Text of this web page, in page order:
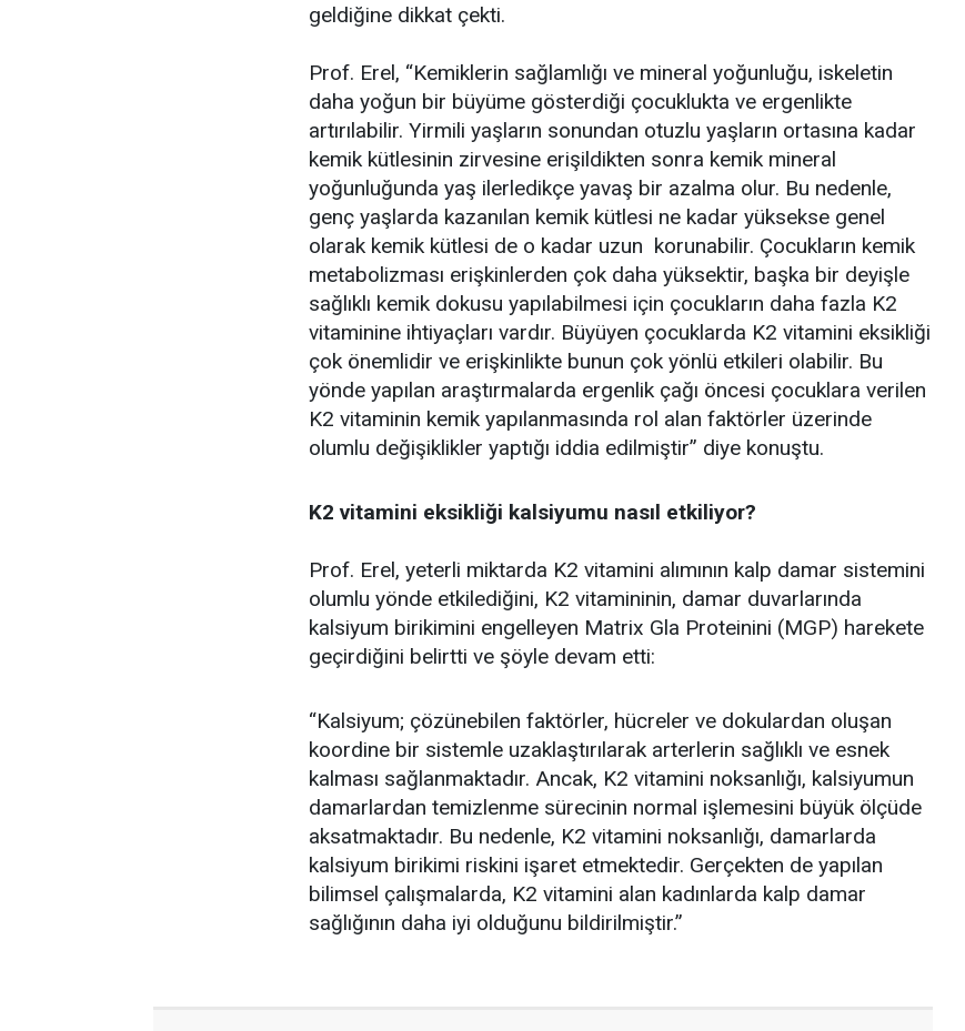
geldiğine dikkat çekti.
Prof. Erel, “Kemiklerin sağlamlığı ve mineral yoğunluğu, iskeletin
daha yoğun bir büyüme gösterdiği çocuklukta ve ergenlikte
artırılabilir. Yirmili yaşların sonundan otuzlu yaşların ortasına kadar
kemik kütlesinin zirvesine erişildikten sonra kemik mineral
yoğunluğunda yaş ilerledikçe yavaş bir azalma olur. Bu nedenle,
genç yaşlarda kazanılan kemik kütlesi ne kadar yüksekse genel
olarak kemik kütlesi de o kadar uzun korunabilir. Çocukların kemik
metabolizması erişkinlerden çok daha yüksektir, başka bir deyişle
sağlıklı kemik dokusu yapılabilmesi için çocukların daha fazla K2
vitaminine ihtiyaçları vardır. Büyüyen çocuklarda K2 vitamini eksikliği
çok önemlidir ve erişkinlikte bunun çok yönlü etkileri olabilir. Bu
yönde yapılan araştırmalarda ergenlik çağı öncesi çocuklara verilen
K2 vitaminin kemik yapılanmasında rol alan faktörler üzerinde
olumlu değişiklikler yaptığı iddia edilmiştir” diye konuştu.
K2 vitamini eksikliği kalsiyumu nasıl etkiliyor?
Prof. Erel, yeterli miktarda K2 vitamini alımının kalp damar sistemini
olumlu yönde etkilediğini, K2 vitamininin, damar duvarlarında
kalsiyum birikimini engelleyen Matrix Gla Proteinini (MGP) harekete
geçirdiğini belirtti ve şöyle devam etti:
“Kalsiyum; çözünebilen faktörler, hücreler ve dokulardan oluşan
koordine bir sistemle uzaklaştırılarak arterlerin sağlıklı ve esnek
kalması sağlanmaktadır. Ancak, K2 vitamini noksanlığı, kalsiyumun
damarlardan temizlenme sürecinin normal işlemesini büyük ölçüde
aksatmaktadır. Bu nedenle, K2 vitamini noksanlığı, damarlarda
kalsiyum birikimi riskini işaret etmektedir. Gerçekten de yapılan
bilimsel çalışmalarda, K2 vitamini alan kadınlarda kalp damar
sağlığının daha iyi olduğunu bildirilmiştir.”